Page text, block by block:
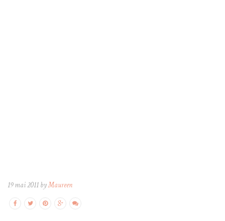
19 mai 2011 byMaureen